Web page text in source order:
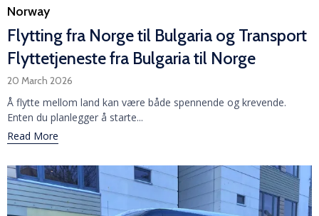
Category
Norway
Flytting fra Norge til Bulgaria og Transport
Flyttetjeneste fra Bulgaria til Norge
20 March 2026
Å flytte mellom land kan være både spennende og krevende.
Enten du planlegger å starte...
Read More